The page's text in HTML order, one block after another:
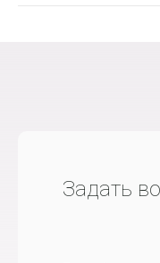
Задать